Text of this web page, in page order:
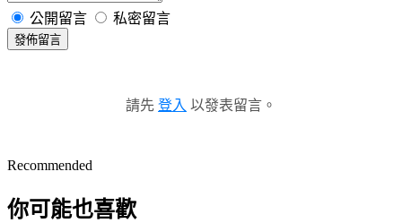
公開留言 私密留言
發佈留言
請先 登入 以發表留言。
Recommended
你可能也喜歡